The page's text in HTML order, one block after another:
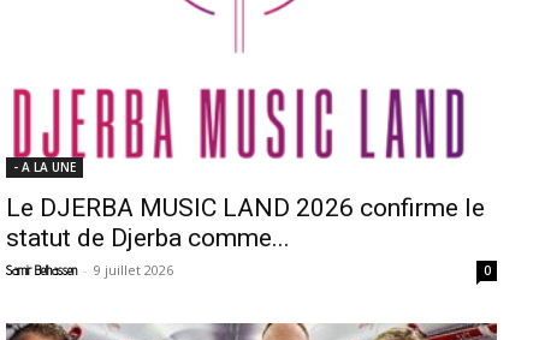
- A LA UNE
Le DJERBA MUSIC LAND 2026 confirme le
statut de Djerba comme...
Samir Belhassen - 9 juillet 2026 0